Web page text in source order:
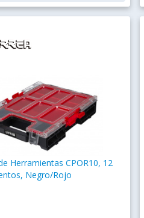
Herramientas CPOR10, 12
Negro/Rojo